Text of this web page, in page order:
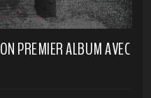
PREMIER ALBUM AVEC